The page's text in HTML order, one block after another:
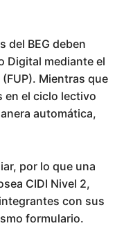
del BEG deben
Digital mediante el
Mientras que
en el ciclo lectivo
automática,
por lo que una
CIDI Nivel 2,
con sus
formulario.